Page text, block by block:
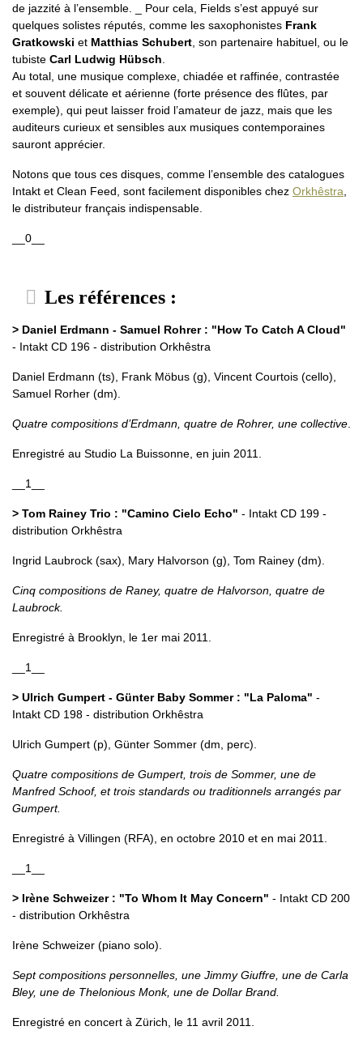
de jazzité à l’ensemble. _ Pour cela, Fields s’est appuyé sur
quelques solistes réputés, comme les saxophonistes Frank
Gratkowski et Matthias Schubert , son partenaire habituel, ou le
tubiste Carl Ludwig Hübsch
Au total, une musique complexe, chiadée et raffinée, contrastée
et souvent délicate et aérienne (forte présence des flûtes, par
exemple), qui peut laisser froid l’amateur de jazz, mais que les
auditeurs curieux et sensibles aux musiques contemporaines
sauront apprécier.
Notons que tous ces disques, comme l’ensemble des catalogues
Intakt et Clean Feed, sont facilement disponibles chez Orkhêstra
le distributeur français indispensable.
__0__
Les références :
> Daniel Erdmann - Samuel Rohrer : "How To Catch A Cloud"
- Intakt CD 196 - distribution Orkhêstra
Daniel Erdmann (ts), Frank Möbus (g), Vincent Courtois (cello),
Samuel Rorher (dm).
Quatre compositions d’Erdmann, quatre de Rohrer, une collective
Enregistré au Studio La Buissonne, en juin 2011.
__1__
> Tom Rainey Trio : "Camino Cielo Echo" - Intakt CD 199 -
distribution Orkhêstra
Ingrid Laubrock (sax), Mary Halvorson (g), Tom Rainey (dm).
Cinq compositions de Raney, quatre de Halvorson, quatre de
Laubrock.
Enregistré à Brooklyn, le 1er mai 2011.
__1__
> Ulrich Gumpert - Günter Baby Sommer : "La Paloma" -
Intakt CD 198 - distribution Orkhêstra
Ulrich Gumpert (p), Günter Sommer (dm, perc).
Quatre compositions de Gumpert, trois de Sommer, une de
Manfred Schoof, et trois standards ou traditionnels arrangés par
Gumpert.
Enregistré à Villingen (RFA), en octobre 2010 et en mai 2011.
__1__
> Irène Schweizer : "To Whom It May Concern" - Intakt CD 200
- distribution Orkhêstra
Irène Schweizer (piano solo).
Sept compositions personnelles, une Jimmy Giuffre, une de Carla
Bley, une de Thelonious Monk, une de Dollar Brand.
Enregistré en concert à Zürich, le 11 avril 2011.